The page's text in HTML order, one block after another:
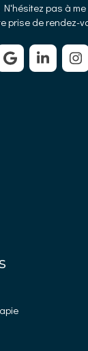
N'hésitez pas à
prise de rendez-